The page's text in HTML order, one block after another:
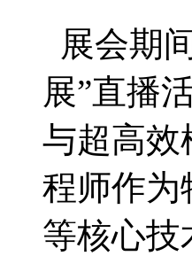
展会期
展”直播
与超高效
程师作为
等核心技